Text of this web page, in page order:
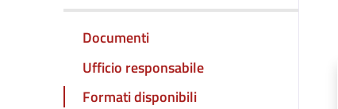
Documenti
Ufficio responsabile
Formati disponibili